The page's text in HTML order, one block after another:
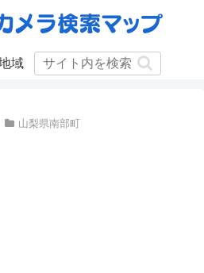
域
山梨県南部町